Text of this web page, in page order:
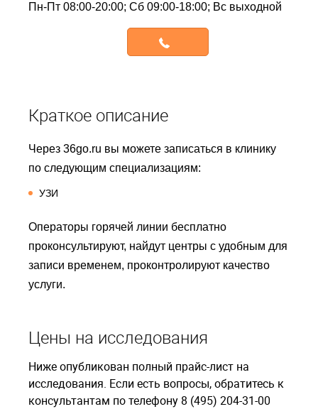
Пн-Пт 08:00-20:00; Сб 09:00-18:00; Вс выходной
Краткое описание
Через 36go.ru вы можете записаться в клинику
по следующим специализациям:
УЗИ
Операторы горячей линии бесплатно
проконсультируют, найдут центры с удобным для
записи временем, проконтролируют качество
услуги.
Цены на исследования
Ниже опубликован полный прайс-лист на
исследования. Если есть вопросы, обратитесь к
консультантам по телефону 8 (495) 204-31-00